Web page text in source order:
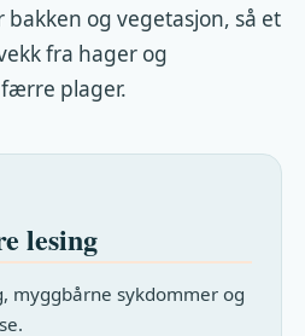
og vegetasjon, så et
fra hager og
plager.
lesing
myggbårne sykdommer og